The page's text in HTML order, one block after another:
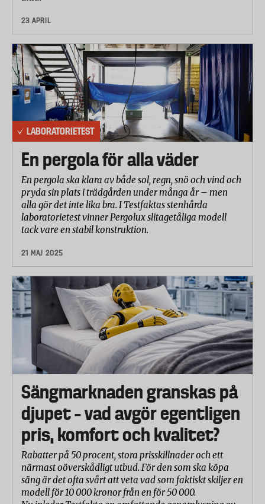
23 APRIL
LABORATORIETEST
En pergola för alla väder
En pergola ska klara av både sol, regn, snö och vind och
pryda sin plats i trädgården under många år – men
alla gör det inte lika bra. I Testfaktas stenhårda
laboratorietest vinner Pergolux slitagetåliga modell
tack vare en stabil konstruktion.
21 MAJ 2025
Sängmarknaden granskas på
djupet – vad avgör egentligen
pris, komfort och kvalitet?
Rabatter på 50 procent, stora prisskillnader och ett
närmast oöverskådligt utbud. För den som ska köpa
säng är det ofta svårt att veta vad som faktiskt skiljer en
modell för 10 000 kronor från en för 50 000.